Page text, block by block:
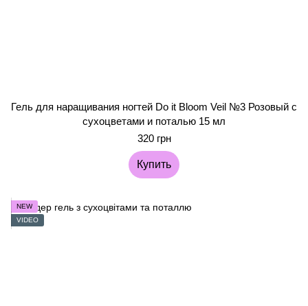
Гель для наращивания ногтей Do it Bloom Veil №3 Розовый с
сухоцветами и поталью 15 мл
320 грн
Купить
NEW
VIDEO